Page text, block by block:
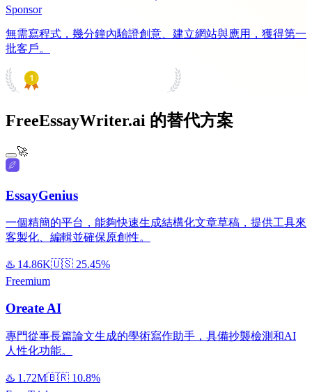
Sponsor
無需寫程式，幾分鐘內驗證創意、建立網站與應用，獲得第一
批客戶。
FreeEssayWriter.ai 的替代方案
🚀
EssayGenius
一個精簡的平台，能夠快速生成結構化文章草稿，提供工具來
客製化、編輯並確保原創性。
♨️ 14.86K🇺🇸 25.45%
Freemium
Oreate AI
專門從事長篇論文生成的學術寫作助手，具備抄襲檢測和AI
人性化功能。
♨️ 1.72M🇧🇷 10.8%